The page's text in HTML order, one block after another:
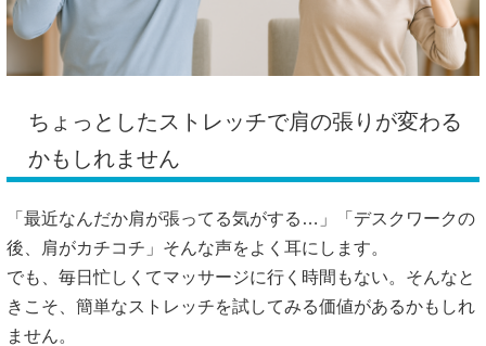
ちょっとしたストレッチで肩の張りが変わる
かもしれません
「最近なんだか肩が張ってる気がする…」「デスクワークの
後、肩がカチコチ」そんな声をよく耳にします。
でも、毎日忙しくてマッサージに行く時間もない。そんなと
きこそ、簡単なストレッチを試してみる価値があるかもしれ
ません。